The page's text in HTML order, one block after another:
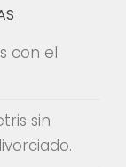
con el
sin